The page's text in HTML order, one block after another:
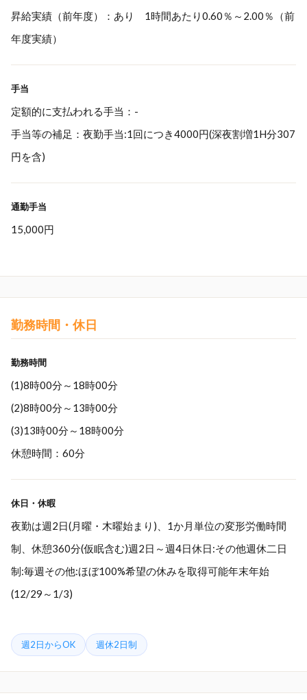
昇給実績（前年度）：あり 1時間あたり0.60％～2.00％（前
年度実績）
手当
定額的に支払われる手当：-
手当等の補足：夜勤手当:1回につき4000円(深夜割増1H分307
円を含)
通勤手当
15,000円
勤務時間・休日
勤務時間
(1)8時00分～18時00分
(2)8時00分～13時00分
(3)13時00分～18時00分
休憩時間：60分
休日・休暇
夜勤は週2日(月曜・木曜始まり)、1か月単位の変形労働時間
制、休憩360分(仮眠含む)週2日～週4日休日:その他週休二日
制:毎週その他:ほぼ100%希望の休みを取得可能年末年始
(12/29～1/3)
週2日からOK 週休2日制